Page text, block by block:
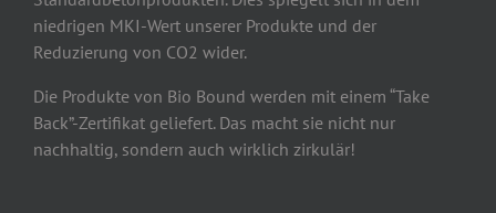
niedrigen MKI-Wert unserer Produkte und der
Reduzierung von CO2 wider.
Die Produkte von Bio Bound werden mit einem “Take
Back”-Zertifikat geliefert. Das macht sie nicht nur
nachhaltig, sondern auch wirklich zirkulär!